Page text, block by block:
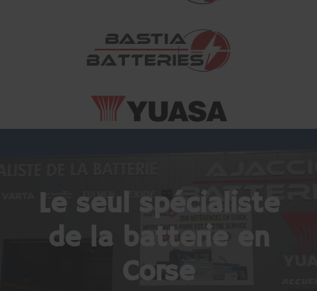
Le seul spécialiste
de la batterie en
Corse